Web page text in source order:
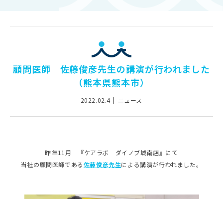
顧問医師 佐藤俊彦先生の講演が行われました
（熊本県熊本市）
2022.02.4 ニュース
昨年11月 『ケアラボ ダイノブ城南店』にて
当社の顧問医師である佐藤俊彦先生による講演が行われました。